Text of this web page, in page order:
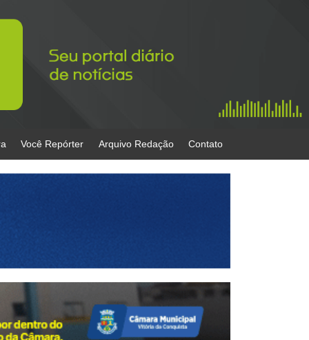
Você Repórter Arquivo Redação Contato